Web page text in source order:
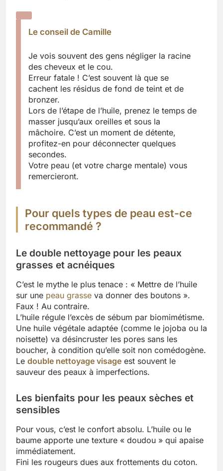
Le conseil de Camille
Je vois souvent des gens négliger la racine
des cheveux et le cou.
Erreur fatale ! C’est souvent là que se
cachent les résidus de fond de teint et de
bronzer.
Lors de l’étape de l’huile, prenez le temps de
masser jusqu’aux oreilles et sous la
mâchoire. C’est un moment de détente,
profitez-en pour déconnecter quelques
secondes.
Votre peau (et votre charge mentale) vous
remercieront.
Pour quels types de peau est-ce
recommandé ?
Le double nettoyage pour les peaux
grasses et acnéiques
C’est le mythe le plus tenace : « Mettre de l’huile
sur une peau grasse va donner des boutons ».
Faux ! Au contraire.
L’huile régule l’excès de sébum par biomimétisme.
Une huile végétale adaptée (comme le jojoba ou la
noisette) va désincruster les pores sans les
boucher, à condition qu’elle soit non comédogène.
Le double nettoyage visage est souvent le
sauveur des peaux à imperfections.
Les bienfaits pour les peaux sèches et
sensibles
Pour vous, c’est le confort absolu. L’huile ou le
baume apporte une texture « doudou » qui apaise
immédiatement.
Fini les rougeurs dues aux frottements du coton.